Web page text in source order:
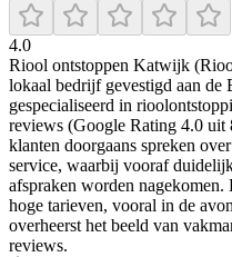
4.0
Riool ontstoppen Katwijk
lokaal bedrijf gevestigd aan de
gespecialiseerd in
reviews (Google Rating 4.0 uit
klanten doorgaans spreken
service, waarbij vooraf
afspraken worden
hoge tarieven, vooral in de
overheerst het beeld van
reviews.